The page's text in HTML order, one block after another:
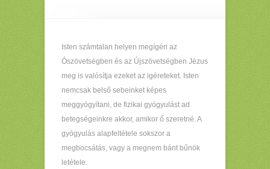
Isten számtalan helyen megígéri az
Ószövetségben és az Újszövetségben Jézus
meg is valósítja ezeket az igéreteket. Isten
nemcsak belső sebeinket képes
meggyógyítani, de fizikai gyógyulást ad
betegségeinkre akkor, amikor ő szeretné. A
gyógyulás alapfeltétele sokszor a
megbocsátás, vagy a megnem bánt bűnök
letétele.